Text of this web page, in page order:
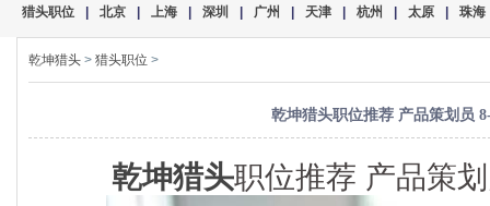
猎头职位 北京 上海 深圳 广州 天津 杭州 太原 珠海
乾坤猎头 > 猎头职位 >
乾坤猎头职位推荐 产品策划员
乾坤猎头职位推荐 产品策